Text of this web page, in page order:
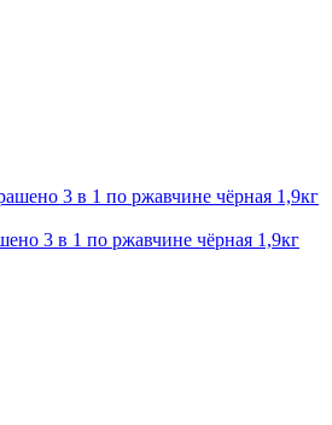
3 в 1 по ржавчине чёрная 1,9кг